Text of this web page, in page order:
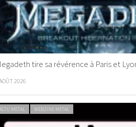
tire sa révérence à Paris et
2026
METAL WEBZINE METAL